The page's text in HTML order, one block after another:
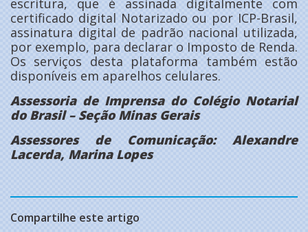
certificado digital Notarizado ou por ICP-Brasil,
assinatura digital de padrão nacional utilizada,
por exemplo, para declarar o Imposto de Renda.
Os serviços desta plataforma também estão
disponíveis em aparelhos celulares.
Assessoria de Imprensa do Colégio Notarial
do Brasil – Seção Minas Gerais
Assessores de Comunicação: Alexandre
Lacerda, Marina Lopes
Compartilhe este artigo